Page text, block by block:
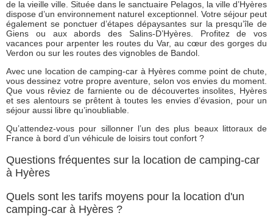
de la vieille ville. Située dans le sanctuaire Pelagos, la ville d’Hyères
dispose d’un environnement naturel exceptionnel. Votre séjour peut
également se ponctuer d’étapes dépaysantes sur la presqu’île de
Giens ou aux abords des Salins-D’Hyères. Profitez de vos
vacances pour arpenter les routes du Var, au cœur des gorges du
Verdon ou sur les routes des vignobles de Bandol.
Avec une location de camping-car à Hyères comme point de chute,
vous dessinez votre propre aventure, selon vos envies du moment.
Que vous rêviez de farniente ou de découvertes insolites, Hyères
et ses alentours se prêtent à toutes les envies d’évasion, pour un
séjour aussi libre qu’inoubliable.
Qu’attendez-vous pour sillonner l’un des plus beaux littoraux de
France à bord d’un véhicule de loisirs tout confort ?
Questions fréquentes sur la location de camping-car
à Hyères
Quels sont les tarifs moyens pour la location d'un
camping-car à Hyères ?